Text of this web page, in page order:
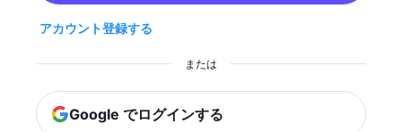
アカウント登録する
または
Google でログインする